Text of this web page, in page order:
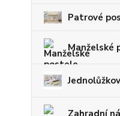
Patrové
Manželské
Zahradní